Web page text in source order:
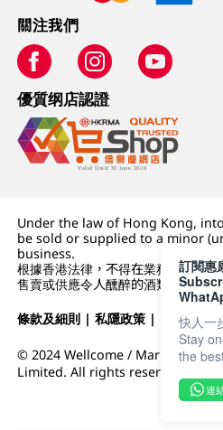
關注我們
優質纲店認證
Under the law of Hong Kong,
be sold or supplied to a minor
business.
根據香港法律，不得在業務過程中
售賣或供應令人醺醉的酒類。
條款及細則 |私隱政策 | DFI零售
© 2024 Wellcome / Market Place.
Limited. All rights reserved.
訂閱惠
快人一
Stay
the
連